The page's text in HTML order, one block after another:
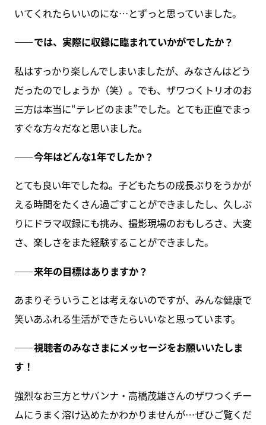
いてくれたらいいのにな…とずっと思っていました。
――では、実際に収録に臨まれていかがでしたか？
私はすっかり楽しんでしまいましたが、みなさんはどう
だったのでしょうか（笑）。でも、ザワつくトリオのお
三方は本当に“テレビのまま”でした。とても正直でまっ
すぐな方々だなと思いました。
――今年はどんな1年でしたか？
とても良い年でしたね。子どもたちの成長ぶりをうかが
える時間をたくさん過ごすことができましたし、久しぶ
りにドラマ収録にも挑み、撮影現場のおもしろさ、大変
さ、楽しさをまた経験することができました。
――来年の目標はありますか？
あまりそういうことは考えないのですが、みんな健康で
笑いあふれる生活ができたらいいなと思っています。
――視聴者のみなさまにメッセージをお願いいたしま
す！
強烈なお三方とサバンナ・高橋茂雄さんのザワつくチー
ムにうまく溶け込めたかわかりませんが…ぜひご覧くだ